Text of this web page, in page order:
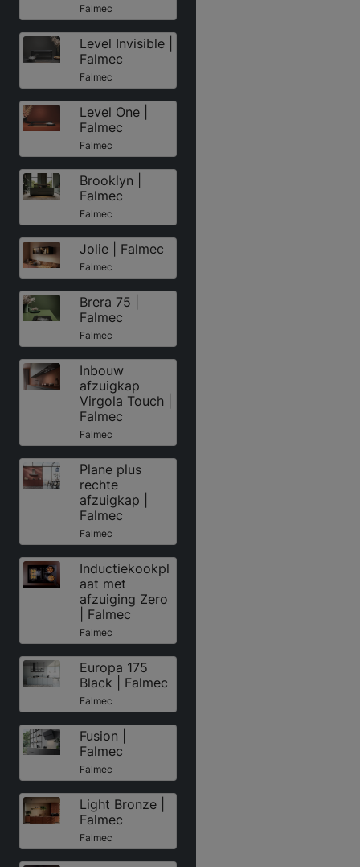
Falmec
Level Invisible |
Falmec
Falmec
Level One |
Falmec
Falmec
Brooklyn |
Falmec
Falmec
Jolie | Falmec
Falmec
Brera 75 |
Falmec
Falmec
Inbouw
afzuigkap
Virgola Touch |
Falmec
Falmec
Plane plus
rechte
afzuigkap |
Falmec
Falmec
Inductiekookpl
aat met
afzuiging Zero
| Falmec
Falmec
Europa 175
Black | Falmec
Falmec
Fusion |
Falmec
Falmec
Light Bronze |
Falmec
Falmec